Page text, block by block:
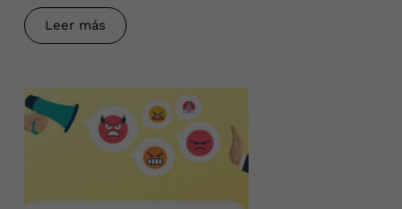
Leer más